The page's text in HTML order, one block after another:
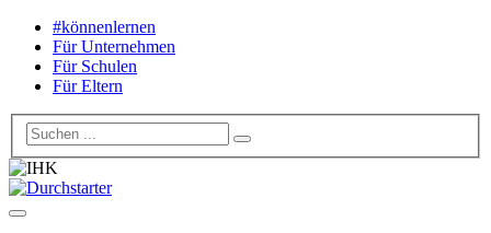
#könnenlernen
Für Unternehmen
Für Schulen
Für Eltern